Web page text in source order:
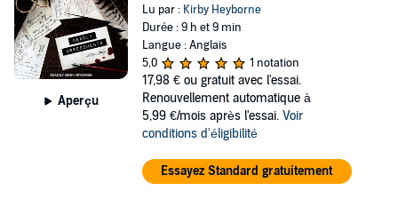
Aperçu
Lu par : Kirby Heyborne
Durée : 9 h et 9 min
Langue : Anglais
5,0
1 notation
17,98 € ou gratuit avec l'essai.
Renouvellement automatique à
5,99 €/mois après l'essai. Voir
conditions d'éligibilité
Essayez Standard gratuitement